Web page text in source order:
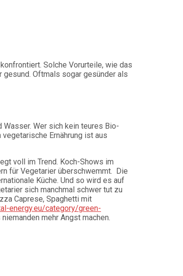
Solche Vorurteile, wie das
Oftmals sogar gesünder als
Wasser. Wer sich kein teures Bio-
Ernährung ist aus
voll im Trend. Koch-Shows im
für Vegetarier überschwemmt. Die
Küche. Und so wird es auf
sich manchmal schwer tut zu
Caprese, Spaghetti mit
energy.eu/category/green-
mehr Angst machen.